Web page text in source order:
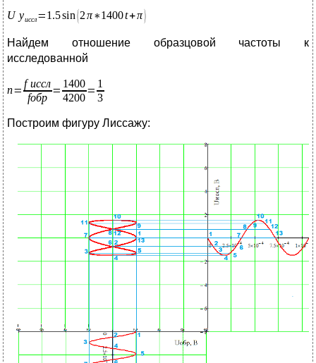
Найдем отношение образцовой частоты к
исследованной
Построим фигуру Лиссажу: